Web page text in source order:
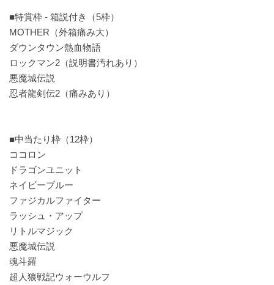
■特賞枠 - 箱説付き（5枠）
MOTHER（外箱痛み大）
ダウンタウン熱血物語
ロックマン2（説明書汚れあり）
悪魔城伝説
忍者龍剣伝2（痛みあり）
■中当たり枠（12枠）
ココロン
ドラゴンユニット
ネイビーブルー
ファジカルファイター
ラッシュ・アップ
リトルマジック
悪魔城伝説
魂斗羅
超人狼戦記ウォーウルフ